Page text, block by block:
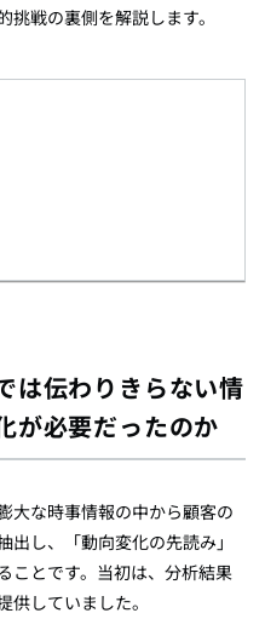
戦の裏側を解説します。
伝わりきらない情
必要だったのか
大な時事情報の中から顧客の
し、「動向変化の先読み」
ことです。当初は、分析結果
していました。